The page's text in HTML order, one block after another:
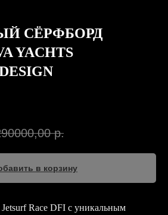
СЁРФБОРД
YACHTS
р.
в корзину
Race DFI с уникальным